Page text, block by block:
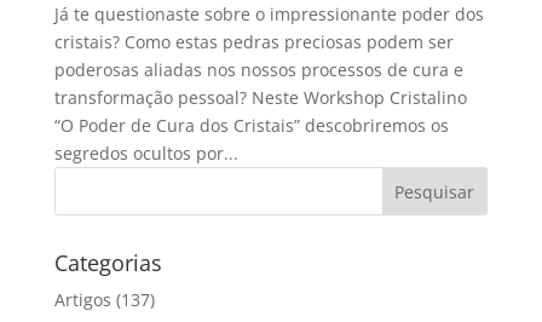
Já te questionaste sobre o impressionante poder dos
cristais? Como estas pedras preciosas podem ser
poderosas aliadas nos nossos processos de cura e
transformação pessoal? Neste Workshop Cristalino
“O Poder de Cura dos Cristais” descobriremos os
segredos ocultos por...
Categorias
Artigos (137)